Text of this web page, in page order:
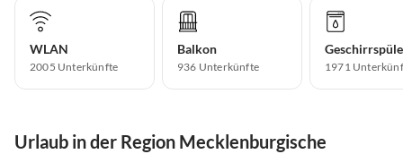
WLAN
2005 Unterkünfte
Balkon
936 Unterkünfte 1971
Urlaub in der Region Mecklenburgische